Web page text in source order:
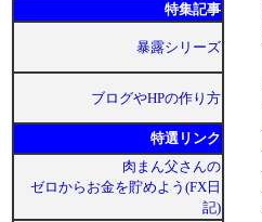
特集記事
暴露シリーズ
ブログやHPの作り方
特選リンク
肉まん父さんの
ゼロからお金を貯めよう(FX日
記)